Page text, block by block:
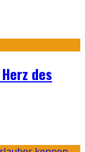
des